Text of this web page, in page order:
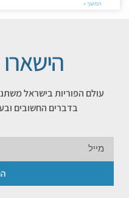
המשך »
עולם הפוריות בישראל
בדברים החשובים